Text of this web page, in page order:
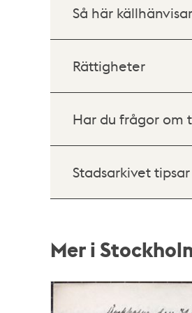
Så här
Rättigheter
Har du frågor om
Stadsarkivet tipsar
Mer i
Relaterade
poster